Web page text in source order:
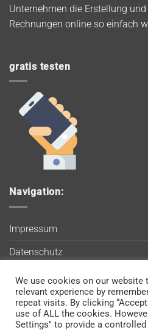
Unternehmen die Erstellung
Rechnungen online so einfach
gratis testen
Navigation:
Impressum
Datenschutz
AGB
Blog
Kontakt
We use cookies on our website
relevant experience by
repeat visits. By clicking
use of ALL the cookies.
Settings" to provide a
Wir verwenden Cookies, um
unserer Website die
Sie diese Website weiterhin